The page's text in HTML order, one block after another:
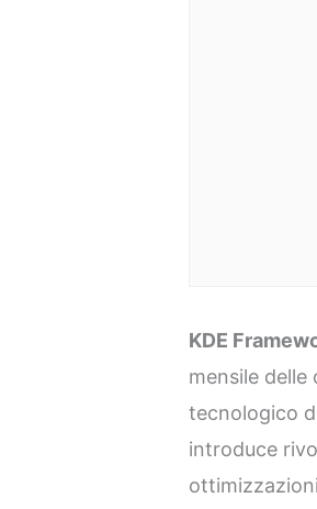
KDE
mensile delle
tecnologico
introduce